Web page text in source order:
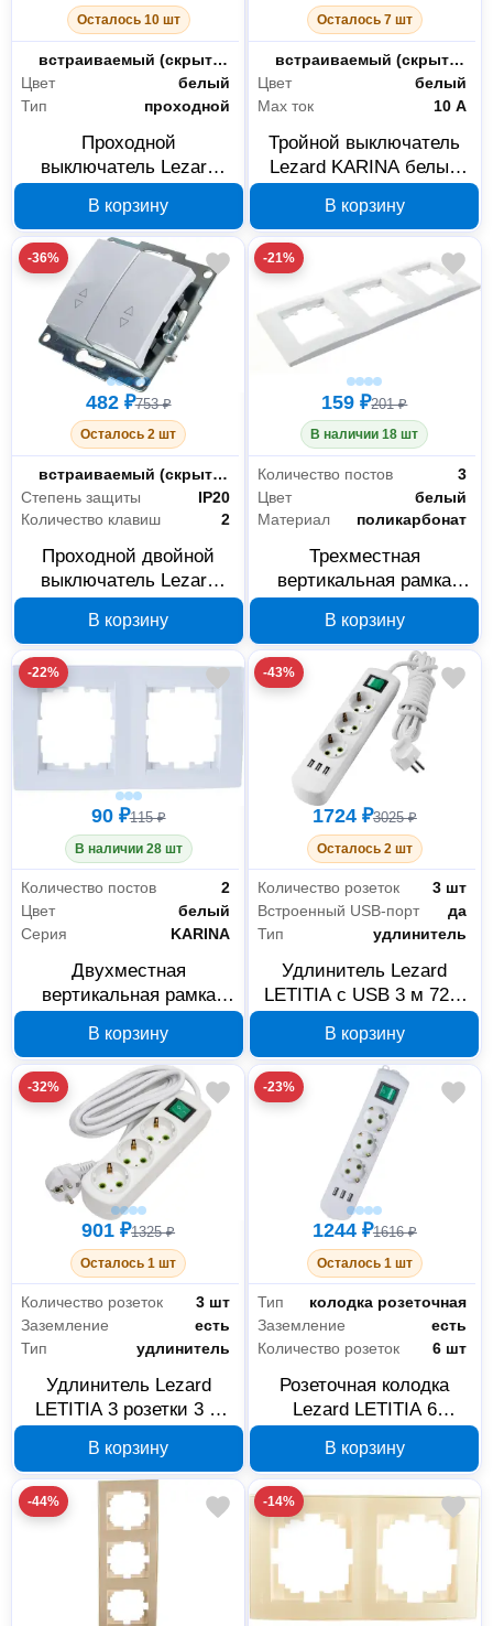
Осталось 10 шт
Монтаж
встраиваемый (скрытый)
Цвет
белый
Тип
проходной
Проходной
выключатель Lezard
0288-114
В корзину
Осталось 7 шт
Монтаж
встраиваемый (скрытый)
Цвет
белый
Max ток
10 А
Тройной выключатель
Lezard KARINA белый
В корзину
-36%
482 ₽753 ₽
Осталось 2 шт
Монтаж
встраиваемый (скрытый)
Степень защиты
IP20
Количество клавиш
2
Проходной двойной
выключатель Lezard
0288-106
В корзину
-21%
159 ₽201 ₽
В наличии 18 шт
Количество постов
3
Цвет
белый
Материал
поликарбонат
Трехместная
вертикальная рамка
707-0200-153
В корзину
-22%
90 ₽115 ₽
В наличии 28 шт
Количество постов
2
Цвет
белый
Серия
KARINA
Двухместная
вертикальная рамка
без вставки 707-0200-
152
В корзину
-43%
1724 ₽3025 ₽
Осталось 2 шт
Количество розеток
3 шт
Встроенный USB-порт
да
Тип
удлинитель
Удлинитель Lezard
LETITIA с USB 3 м 721-
В корзину
-32%
901 ₽1325 ₽
Осталось 1 шт
Количество розеток
3 шт
Заземление
есть
Тип
удлинитель
Удлинитель Lezard
LETITIA 3 розетки 3 м
В корзину
-23%
1244 ₽1616 ₽
Осталось 1 шт
Тип
колодка розеточная
Заземление
есть
Количество розеток
6 шт
Розеточная колодка
Lezard LETITIA 6
721-0300-302U
В корзину
-44% -14%